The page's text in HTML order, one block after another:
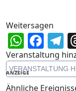
Weitersagen
Veranstaltung
VERANSTALTUNG
ANZEIGE
Ähnliche